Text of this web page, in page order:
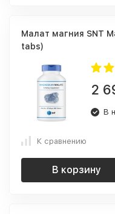
Малат магния SNT
tabs)
2
В
К сравнению
В корзину